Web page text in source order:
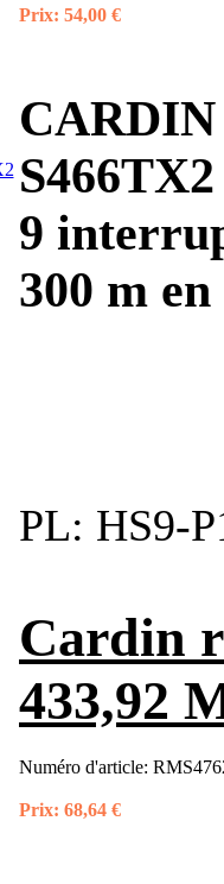
Prix: 54,00 €
CARDIN
9
300 m
PL: HS9-
Cardin
433,92
Numéro d'article:
Prix: 68,64 €